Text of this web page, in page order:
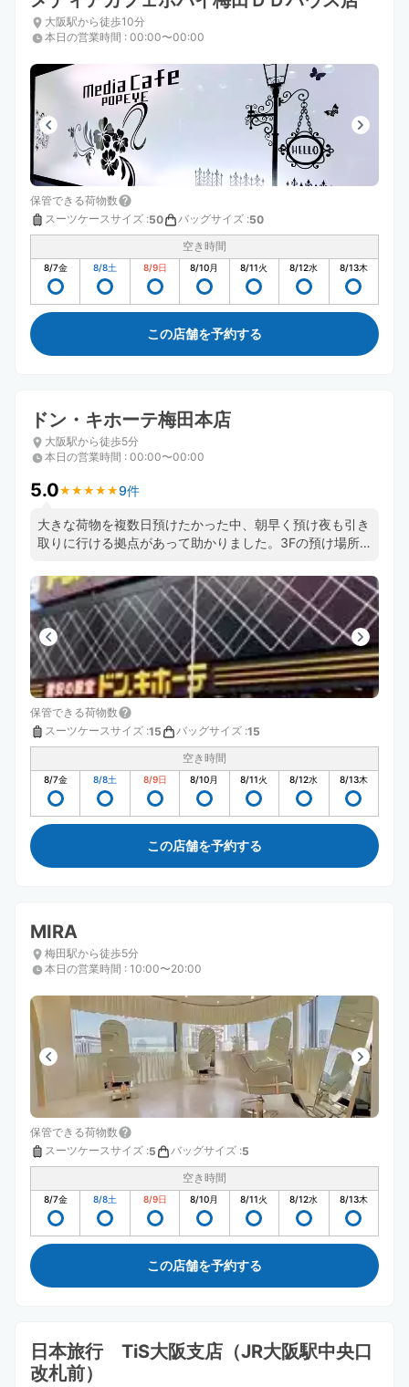
大阪駅から徒歩10分
本日の営業時間 : 00:00〜00:00
保管できる荷物数
スーツケースサイズ :50 バッグサイズ :50
空き時間
8/7金 8/8土 8/9日 8/10月 8/11火 8/12水 8/13木
この店舗を予約する
ドン・キホーテ梅田本店
大阪駅から徒歩5分
本日の営業時間 : 00:00〜00:00
5.0★ ★ ★ ★ ★
★ ★ ★ ★ ★9件
大きな荷物を複数日預けたかった中、朝早く預け夜も引き
取りに行ける拠点があって助かりました。3Fの預け場所
ずにすみますし預け入れや、受け取りもスムーズでした。
また機会があれば利用します。
保管できる荷物数
スーツケースサイズ :15 バッグサイズ :15
空き時間
8/7金 8/8土 8/9日 8/10月 8/11火 8/12水 8/13木
この店舗を予約する
MIRA
梅田駅から徒歩5分
本日の営業時間 : 10:00〜20:00
保管できる荷物数
スーツケースサイズ :5 バッグサイズ :5
空き時間
8/7金 8/8土 8/9日 8/10月 8/11火 8/12水 8/13木
この店舗を予約する
日本旅行 TiS大阪支店（JR大阪駅中央口
改札前）